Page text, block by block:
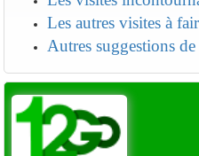
Les autres visites à
Autres suggestions